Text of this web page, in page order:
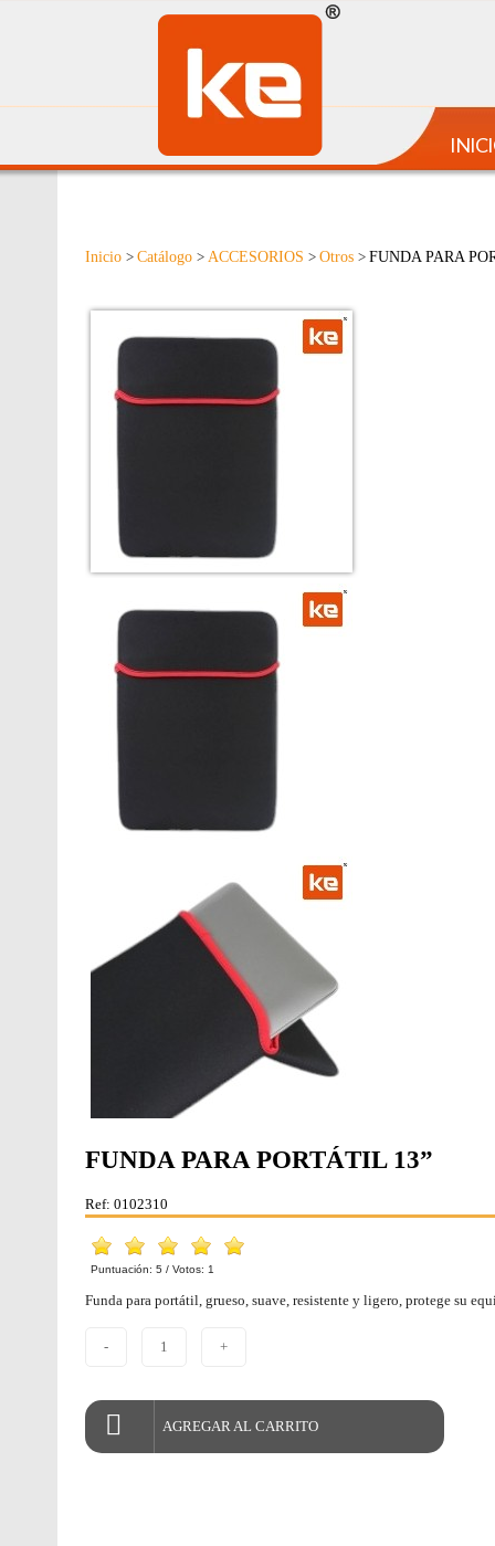
Inicio > Catálogo > ACCESORIOS > Otros > FUNDA PARA
FUNDA PARA PORTÁTIL 13”
Ref: 0102310
Puntuación: 5 / Votos: 1
Funda para portátil, grueso, suave, resistente y ligero, protege su
- 1 +
AGREGAR AL CARRITO